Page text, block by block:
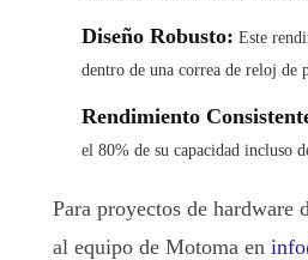
Diseño Robusto: Este
dentro de una correa de reloj de
Rendimiento
el 80% de su capacidad incluso
Para proyectos de hardware
al equipo de Motoma en